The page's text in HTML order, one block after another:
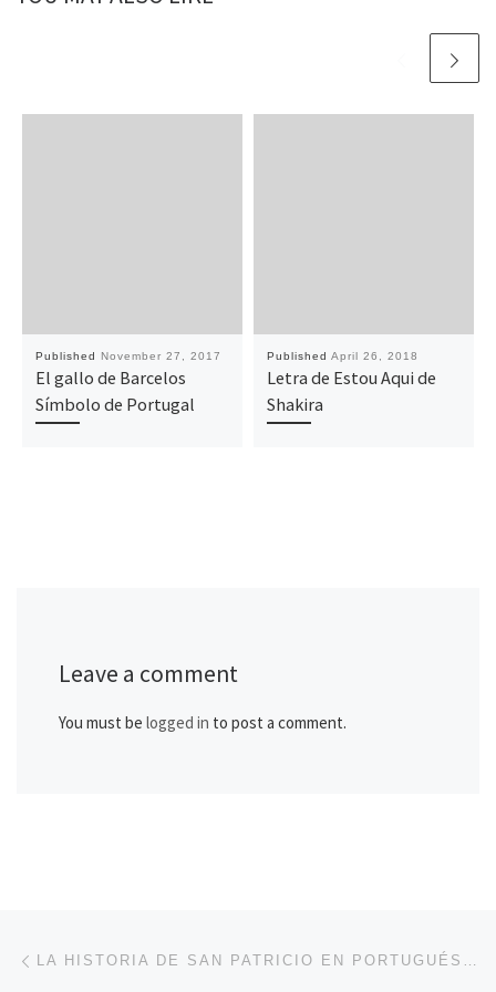
Published November 27, 2017
El gallo de Barcelos
Símbolo de Portugal
Published April 26, 2018
Letra de Estou Aqui de
Shakira
Leave a comment
You must be logged in to post a comment.
Post navigation LA HISTORIA DE SAN PATRICIO EN PORTUGUÉS: COSTUMBRES DE ESA CELEBRACIÓN.